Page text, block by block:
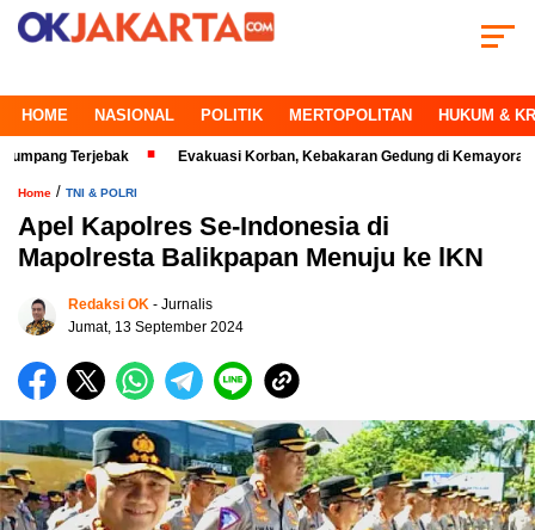
HOME NASIONAL POLITIK MERTOPOLITAN HUKUM &
Terjebak Evakuasi Korban, Kebakaran Gedung di Kemayoran Makin
Home / TNI & POLRI
Apel Kapolres Se-Indonesia di
Mapolresta Balikpapan Menuju ke lKN
Redaksi OK - Jurnalis
Jumat, 13 September 2024